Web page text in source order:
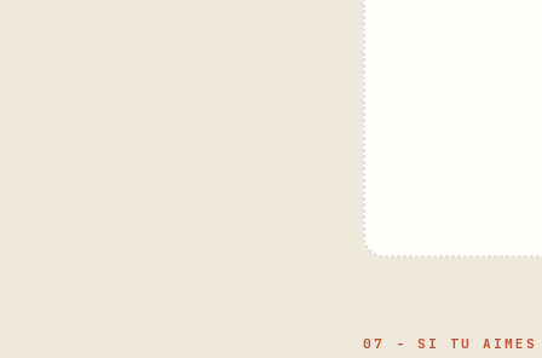
07 - SI TU AIMES